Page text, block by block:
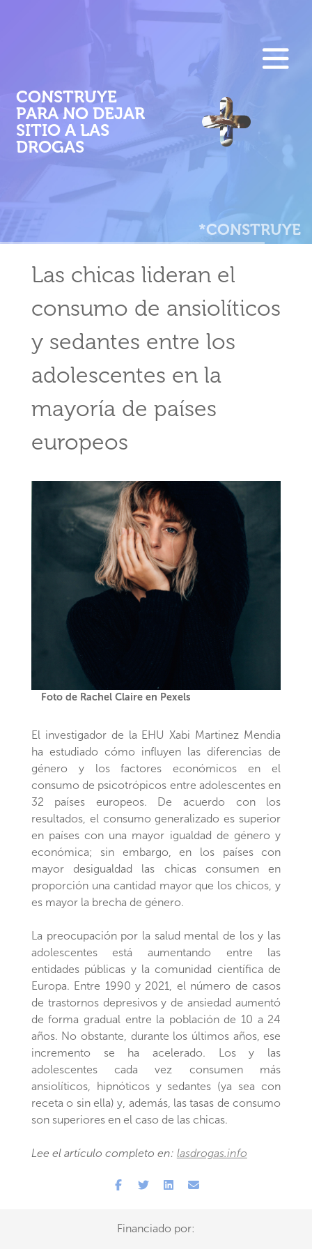
M
P
CONSTRUYE
PARA NO DEJAR
SITIO A LAS
DROGAS
*CONSTRUYE
Las chicas lideran el
consumo de ansiolíticos
y sedantes entre los
adolescentes en la
mayoría de países
europeos
Foto de Rachel Claire en Pexels
El investigador de la EHU Xabi Martinez Mendia
ha estudiado cómo influyen las diferencias de
género y los factores económicos en el
consumo de psicotrópicos entre adolescentes en
32 países europeos. De acuerdo con los
resultados, el consumo generalizado es superior
en países con una mayor igualdad de género y
económica; sin embargo, en los países con
mayor desigualdad las chicas consumen en
proporción una cantidad mayor que los chicos, y
es mayor la brecha de género.
La preocupación por la salud mental de los y las
adolescentes está aumentando entre las
entidades públicas y la comunidad científica de
Europa. Entre 1990 y 2021, el número de casos
de trastornos depresivos y de ansiedad aumentó
de forma gradual entre la población de 10 a 24
años. No obstante, durante los últimos años, ese
incremento se ha acelerado. Los y las
adolescentes cada vez consumen más
ansiolíticos, hipnóticos y sedantes (ya sea con
receta o sin ella) y, además, las tasas de consumo
son superiores en el caso de las chicas.
Lee el artículo completo en: lasdrogas.info
Financiado por: